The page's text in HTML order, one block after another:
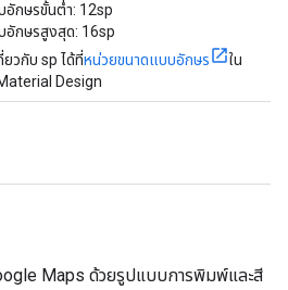
อักษรขั้นต่ำ: 12sp
อักษรสูงสุด: 16sp
วกับ sp ได้ที่หน่วยขนาดแบบอักษร
ใน
Design
Maps ด้วยรูปแบบการพิมพ์และสี